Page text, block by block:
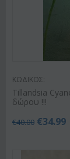
ΚΩΔΙΚΟΣ:
Tillandsia
δώρου !!!
€40.00 €34.99